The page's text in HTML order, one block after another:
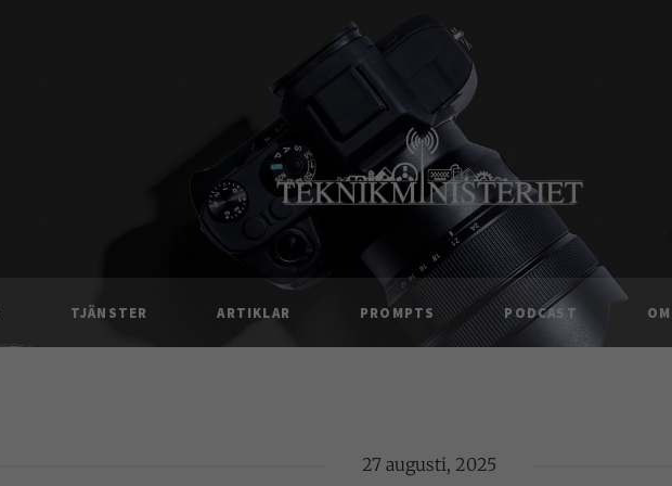
TJÄNSTER ARTIKLAR PROMPTS PODCAST
27 augusti, 2025